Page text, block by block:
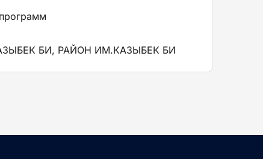
БИ, РАЙОН ИМ.КАЗЫБЕК БИ